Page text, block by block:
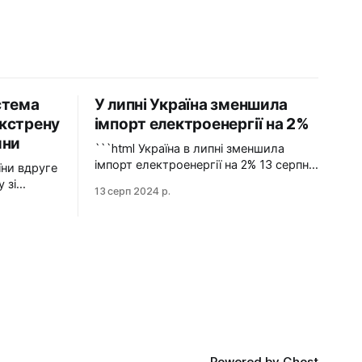
зі
раз
У липні Україна зменшила
імпорт електроенергії на 2%
```html Україна в липні зменшила
імпорт електроенергії на 2% 13 серпня
електроенергії в Україні зменшився на
13 серп 2024 р.